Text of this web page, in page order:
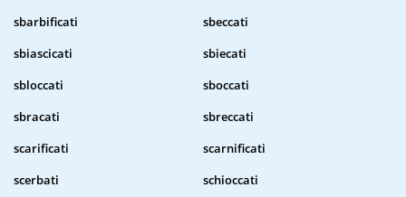
sbarbificati
sbeccati
sbiascicati
sbiecati
sbloccati
sboccati
sbracati
sbreccati
scarificati
scarnificati
scerbati
schioccati